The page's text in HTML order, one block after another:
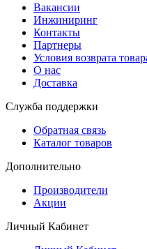
Вакансии
Инжиниринг
Контакты
Партнеры
Условия возврата
О нас
Доставка
Служба поддержки
Обратная связь
Каталог товаров
Дополнительно
Производители
Акции
Личный Кабинет